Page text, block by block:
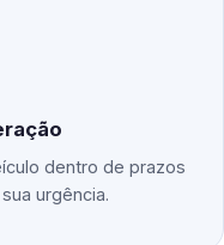
dentro de prazos
urgência.